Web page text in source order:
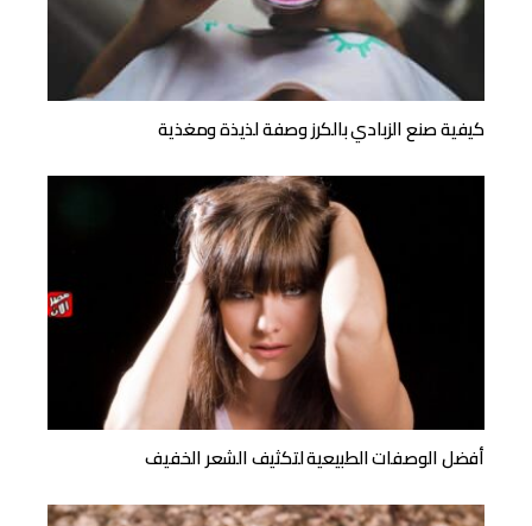
كيفية صنع الزبادي بالكرز وصفة لذيذة ومغذية
أفضل الوصفات الطبيعية لتكثيف الشعر الخفيف